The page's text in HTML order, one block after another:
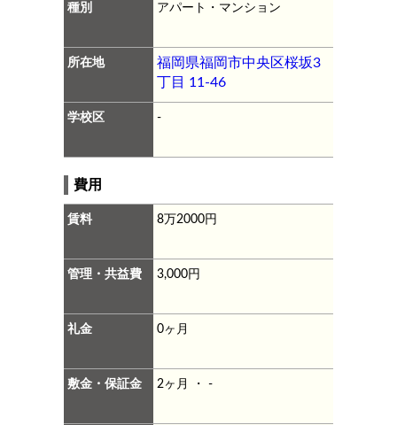
種別 アパート・マンション
所在地
福岡県福岡市中央区桜坂3
丁目 11-46
学校区 -
費用
賃料 8万2000円
管理・共益費 3,000円
礼金 0ヶ月
敷金・保証金 2ヶ月 ・ -